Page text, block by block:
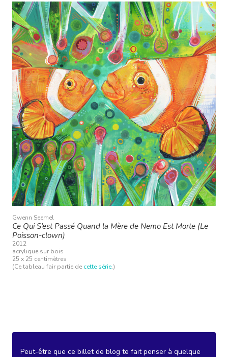
Gwenn Seemel
Ce Qui S’est Passé Quand la Mère de Nemo Est Morte (Le
Poisson-clown)
2012
acrylique sur bois
25 x 25 centimètres
(Ce tableau fair partie de cette série.)
Peut-être que ce billet de blog te fait penser à quelque